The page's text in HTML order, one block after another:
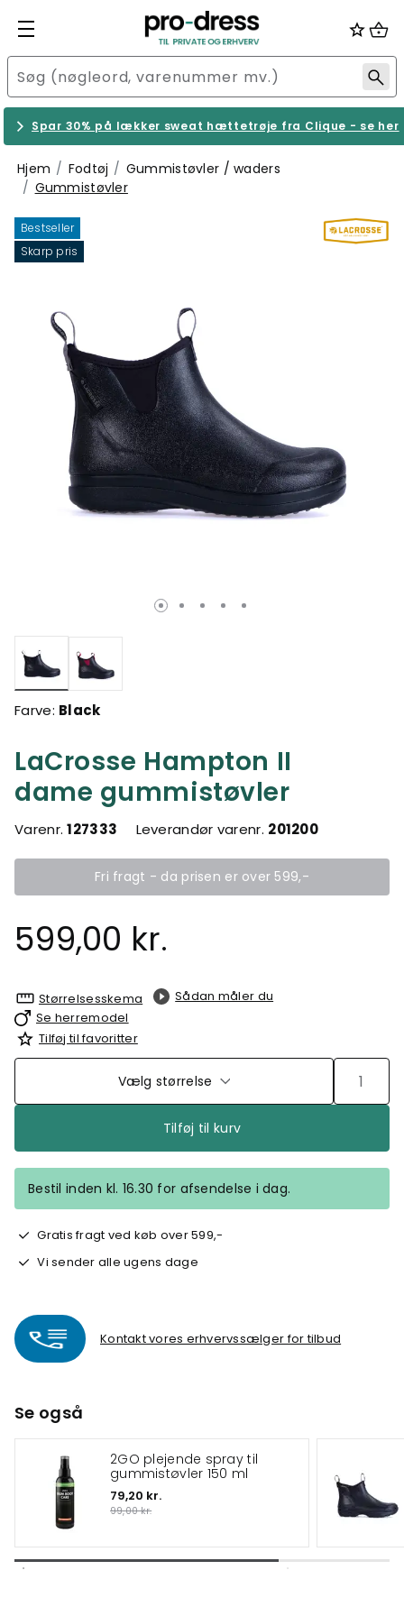
Spar 30% på lækker sweat hættetrøje fra Clique - se her
Hjem Fodtøj
Gummistøvler / waders
Gummistøvler
Bestseller
Skarp pris
LaCrosse Hampton II
dame gummistøvler
Varenr.127333 Leverandør varenr. 201200
Fri fragt - da prisen er over 599,-
599,00 kr.
valgte
Farve: Black
Størrelsesskema
Sådan måler du
Se herremodel
Tilføj til favoritter
Vælg størrelse
Tilføj til kurv
Bestil inden kl. 16.30 for afsendelse i dag.
Gratis fragt ved køb over 599,-
Vi sender alle ugens dage
Kontakt vores erhvervssælger for tilbud
Se også
2GO plejende spray til
gummistøvler 150 ml
79,20 kr.
99,00 kr.